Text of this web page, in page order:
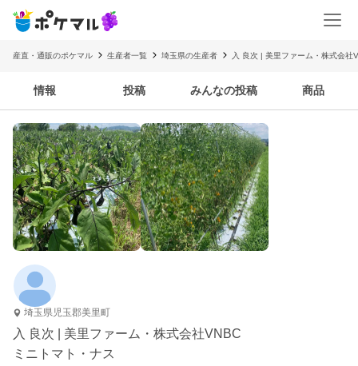
産直・通販のポケマル 生産者一覧 埼玉県の生産者 入 良次 | 美里ファーム・株式会社
情報 投稿 みんなの投稿 商品
埼玉県児玉郡美里町
入 良次 | 美里ファーム・株式会社VNBC
ミニトマト・ナス